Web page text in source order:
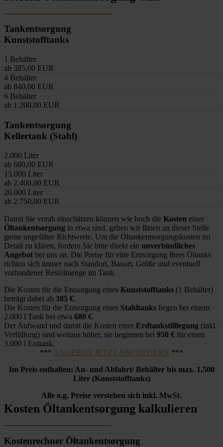
Tankentsorgung
Kunststofftanks
1 Behälter
ab 385,00 EUR
4 Behälter
ab 840,00 EUR
6 Behälter
ab 1.200,00 EUR
Tankentsorgung
Kellertank (Stahl)
2.000 Liter
ab 680,00 EUR
15.000 Liter
ab 2.400,00 EUR
20.000 Liter
ab 2.750,00 EUR
Damit Sie vorab einschätzen können wie hoch die Kosten einer
Öltankentsorgung in etwa sind, geben wir Ihnen an dieser Stelle
gerne ungefähre Richtwerte. Um die Öltankentsorgungskosten im
Detail zu klären, fordern Sie bitte direkt ein unverbindliches
Angebot bei uns an. Die Preise für eine Entsorgung Ihres Öltanks
richten sich immer nach Standort, Bauart, Größe und eventuell
vorhandener Restölmenge im Tank.
Die Kosten für die Entsorgung eines Kunststofftanks (1 Behälter)
beträgt dabei ab 385 €.
Die Kosten für die Entsorgung eines Stahltanks liegen bei einem
2.000 l Tank bei etwa 680 €.
Der Aufwand und damit die Kosten einer Erdtankstilllegung (inkl.
Verfüllung) sind weitaus höher, sie beginnen bei 950 € für einen
3.000 l Erdtank.
*** ANGEBOT JETZT ANFORDERN ***
Im Preis enthalten: An- und Abfahrt/ Behälter bis max. 1.500
Liter (Kunststofftanks)
Alle o.g. Preise verstehen sich inkl. MwSt.
Kosten Öltankentsorgung kalkulieren
Kostenrechner Öltankentsorgung